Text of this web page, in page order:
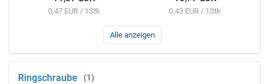
0,47 EUR / 1Stk 0,43 EUR / 1Stk
Alle anzeigen
Ringschraube 1